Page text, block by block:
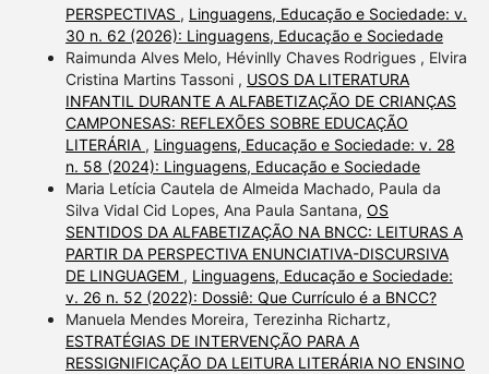
PERSPECTIVAS , Linguagens, Educação e Sociedade: v.
30 n. 62 (2026): Linguagens, Educação e Sociedade
Raimunda Alves Melo, Hévinlly Chaves Rodrigues , Elvira
Cristina Martins Tassoni , USOS DA LITERATURA
INFANTIL DURANTE A ALFABETIZAÇÃO DE CRIANÇAS
CAMPONESAS: REFLEXÕES SOBRE EDUCAÇÃO
LITERÁRIA , Linguagens, Educação e Sociedade: v. 28
n. 58 (2024): Linguagens, Educação e Sociedade
Maria Letícia Cautela de Almeida Machado, Paula da
Silva Vidal Cid Lopes, Ana Paula Santana, OS
SENTIDOS DA ALFABETIZAÇÃO NA BNCC: LEITURAS A
PARTIR DA PERSPECTIVA ENUNCIATIVA-DISCURSIVA
DE LINGUAGEM , Linguagens, Educação e Sociedade:
v. 26 n. 52 (2022): Dossiê: Que Currículo é a BNCC?
Manuela Mendes Moreira, Terezinha Richartz,
ESTRATÉGIAS DE INTERVENÇÃO PARA A
RESSIGNIFICAÇÃO DA LEITURA LITERÁRIA NO ENSINO